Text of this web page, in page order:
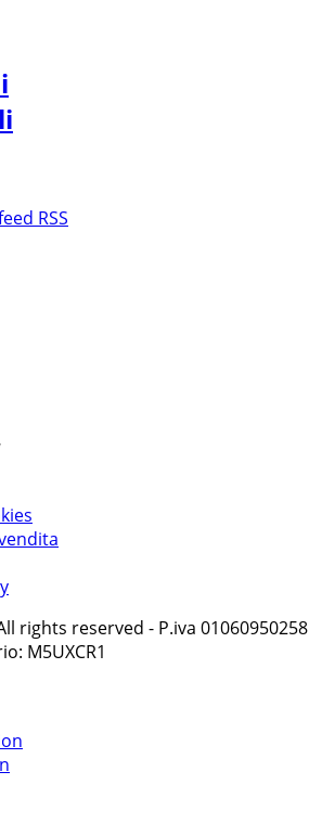
RSS
rights reserved - P.iva 01060950258
M5UXCR1